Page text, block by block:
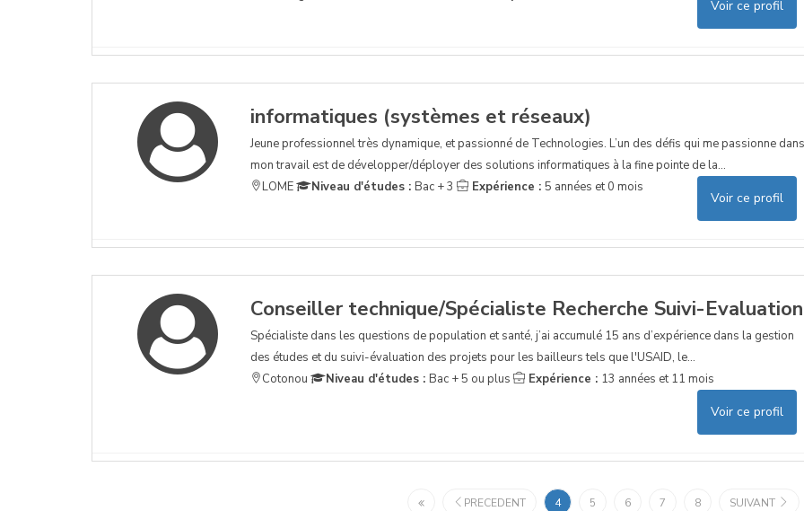
Voir ce profil
informatiques (systèmes et réseaux)
Jeune professionnel très dynamique, et passionné de Technologies. L’un des défis qui me passionne dans
mon travail est de développer/déployer des solutions informatiques à la fine pointe de la...
LOME
Niveau d'études : Bac + 3 Expérience : 5 années et 0 mois
Voir ce profil
Conseiller technique/Spécialiste Recherche Suivi-Evaluation
Spécialiste dans les questions de population et santé, j’ai accumulé 15 ans d’expérience dans la gestion
des études et du suivi-évaluation des projets pour les bailleurs tels que l'USAID, le...
Cotonou
Niveau d'études : Bac + 5 ou plus Expérience : 13 années et 11 mois
Voir ce profil
PRECEDENT 4 5 6 7 8 SUIVANT